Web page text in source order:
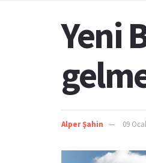
Yeni
Alper Şahin 09